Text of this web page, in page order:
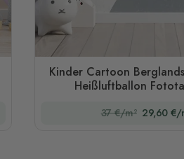
Kinder Cartoon
Heißluftballon
37 €/m² 29,60 €/